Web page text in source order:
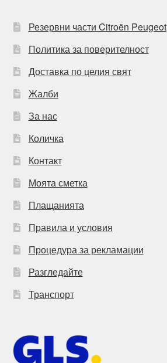
Резервни части Citroën Peugeot
Политика за поверителност
Доставка по целия свят
Жалби
За нас
Количка
Контакт
Моята сметка
Плащанията
Правила и условия
Процедура за рекламации
Разгледайте
Транспорт